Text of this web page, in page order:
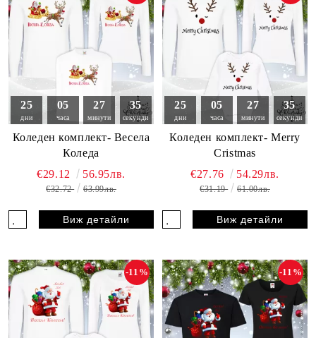
25
дни
05
часа
27
минути
33
секунди
Коледен комплект- Весела
Коледа
€29.12 56.95лв.
€32.72 63.99лв.
Виж детайли
25
дни
05
часа
27
минути
33
секунди
Коледен комплект- Merry
Cristmas
€27.76 54.29лв.
€31.19 61.00лв.
Виж детайли
-11% -11%